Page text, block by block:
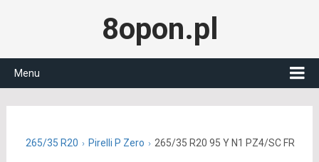
8opon.pl
Menu
265/35 R20 Pirelli P Zero 265/35 R20 95 Y N1 PZ4/SC FR